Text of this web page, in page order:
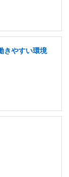
きやすい環境